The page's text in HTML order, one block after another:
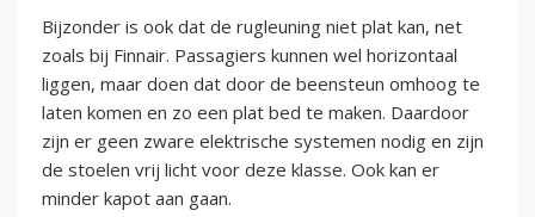
Bijzonder is ook dat de rugleuning niet plat kan, net
zoals bij Finnair. Passagiers kunnen wel horizontaal
liggen, maar doen dat door de beensteun omhoog te
laten komen en zo een plat bed te maken. Daardoor
zijn er geen zware elektrische systemen nodig en zijn
de stoelen vrij licht voor deze klasse. Ook kan er
minder kapot aan gaan.